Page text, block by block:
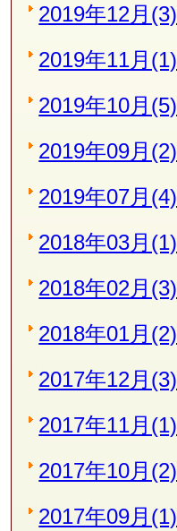
2019年12月(3)
2019年11月(1)
2019年10月(5)
2019年09月(2)
2019年07月(4)
2018年03月(1)
2018年02月(3)
2018年01月(2)
2017年12月(3)
2017年11月(1)
2017年10月(2)
2017年09月(1)